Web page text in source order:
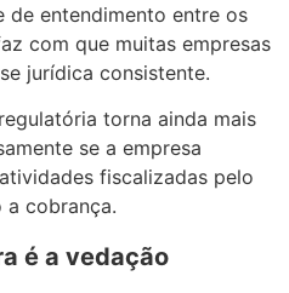
de entendimento entre os
com que muitas empresas
jurídica consistente.
torna ainda mais
se a empresa
fiscalizadas pelo
a cobrança.
é a vedação